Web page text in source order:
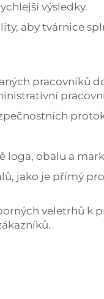
výsledky.
aby tvárnice
pracovníků
loga, obalu a
jako je přímý
veletrhů k